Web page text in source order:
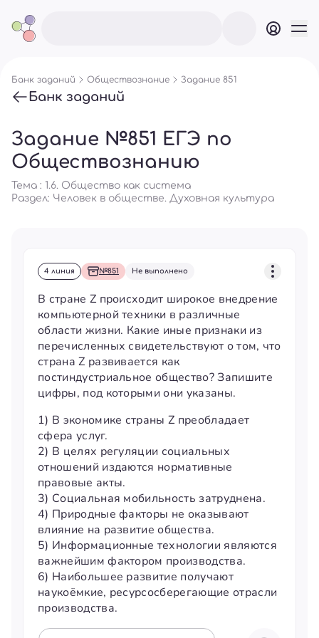
Банк заданий Обществознание Задание 851
Банк заданий
Задание №851 ЕГЭ по
Обществознанию
Тема : 1.6. Общество как система
Раздел: Человек в обществе. Духовная культура
4 линия №851 Не выполнено
В стране Z происходит широкое внедрение
компьютерной техники в различные
области жизни. Какие иные признаки из
перечисленных свидетельствуют о том, что
страна Z развивается как
постиндустриальное общество? Запишите
цифры, под которыми они указаны.
1) В экономике страны Z преобладает
сфера услуг.
2) В целях регуляции социальных
отношений издаются нормативные
правовые акты.
3) Социальная мобильность затруднена.
4) Природные факторы не оказывают
влияние на развитие общества.
5) Информационные технологии являются
важнейшим фактором производства.
6) Наибольшее развитие получают
наукоёмкие, ресурсосберегающие отрасли
производства.